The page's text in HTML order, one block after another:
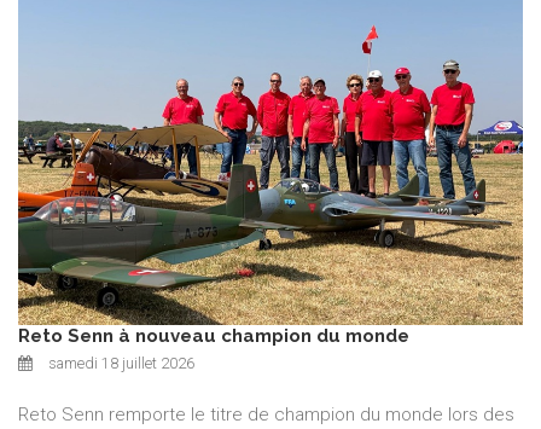
Reto Senn à nouveau champion du monde
samedi 18 juillet 2026
Reto Senn remporte le titre de champion du monde lors des